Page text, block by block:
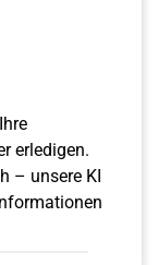
Ihre
erledigen.
– unsere KI